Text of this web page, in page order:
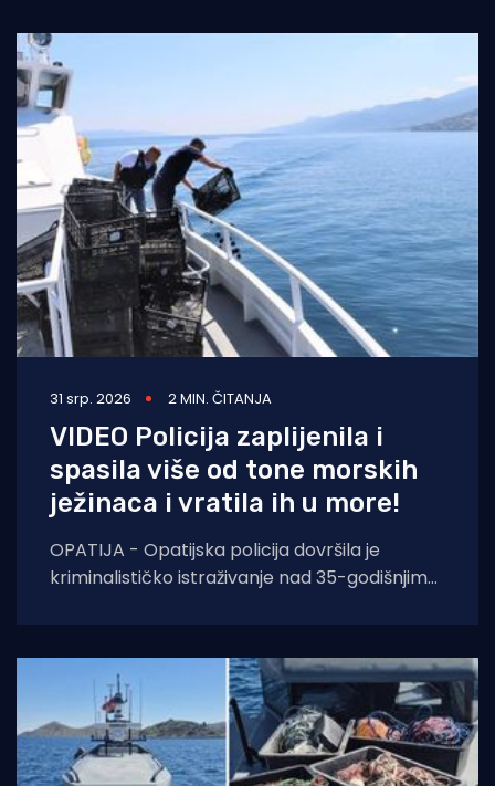
31 srp. 2026 2 MIN. ČITANJA
VIDEO Policija zaplijenila i
spasila više od tone morskih
ježinaca i vratila ih u more!
OPATIJA - Opatijska policija dovršila je
kriminalističko istraživanje nad 35-godišnjim